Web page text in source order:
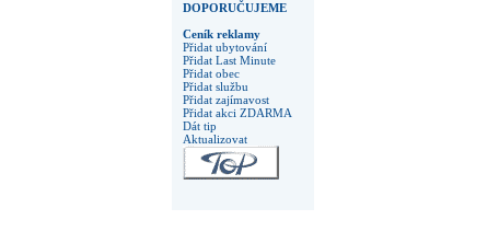
DOPORUČUJEME
Ceník reklamy
Přidat ubytování
Přidat Last Minute
Přidat obec
Přidat službu
Přidat zajímavost
Přidat akci ZDARMA
Dát tip
Aktualizovat